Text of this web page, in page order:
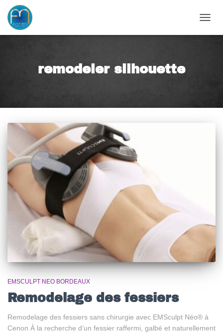
remodeler silhouette
EMSCULPT NEO BORDEAUX
Remodelage des fessiers
Remodelage des fessiers sans chirurgie avec EMSculpt Néo® à
Cenon À la recherche d’un fessier raffermi, galbé et naturellement